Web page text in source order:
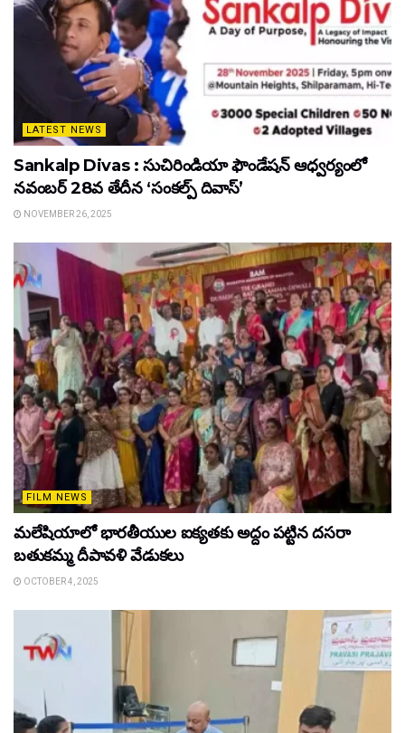
LATEST NEWS
Sankalp Divas : సుచిరిండియా ఫౌండేషన్ ఆధ్వర్యంలో
నవంబర్ 28వ తేదీన ‘సంకల్ప్ దివాస్’
NOVEMBER 26, 2025
FILM NEWS
మలేషియాలో భారతీయుల ఐక్యతకు అద్దం పట్టిన దసరా
బతుకమ్మ దీపావళి వేడుకలు
OCTOBER 4, 2025